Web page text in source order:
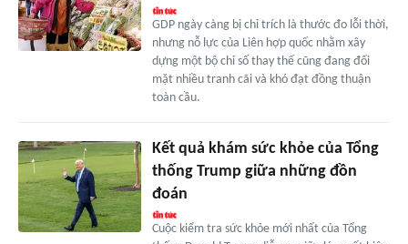
GDP ngày càng bị chỉ trích là thước đo lỗi thời,
nhưng nỗ lực của Liên hợp quốc nhằm xây
dựng một bộ chỉ số thay thế cũng đang đối
mặt nhiều tranh cãi và khó đạt đồng thuận
toàn cầu.
Kết quả khám sức khỏe của Tổng
thống Trump giữa những đồn
đoán
Cuộc kiểm tra sức khỏe mới nhất của Tổng